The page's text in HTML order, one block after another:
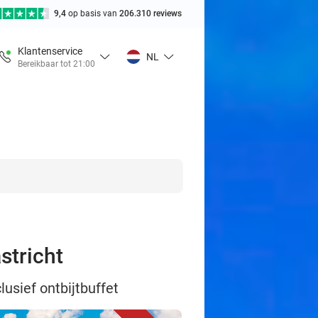
9,4 op basis van 206.310 reviews
Klantenservice
Bereikbaar tot 21:00
NL
ontbijtbuffet